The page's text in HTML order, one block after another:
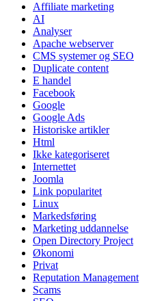
Affiliate marketing
AI
Analyser
Apache webserver
CMS systemer og SEO
Duplicate content
E handel
Facebook
Google
Google Ads
Historiske artikler
Html
Ikke kategoriseret
Internettet
Joomla
Link popularitet
Linux
Markedsføring
Marketing uddannelse
Open Directory Project
Økonomi
Privat
Reputation Management
Scams